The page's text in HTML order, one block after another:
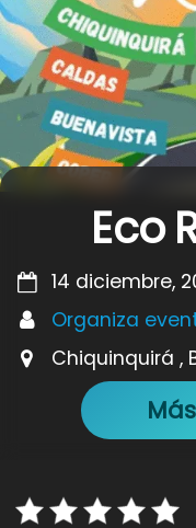
Eco
14 diciembre,
Organiza
Chiquinquirá ,